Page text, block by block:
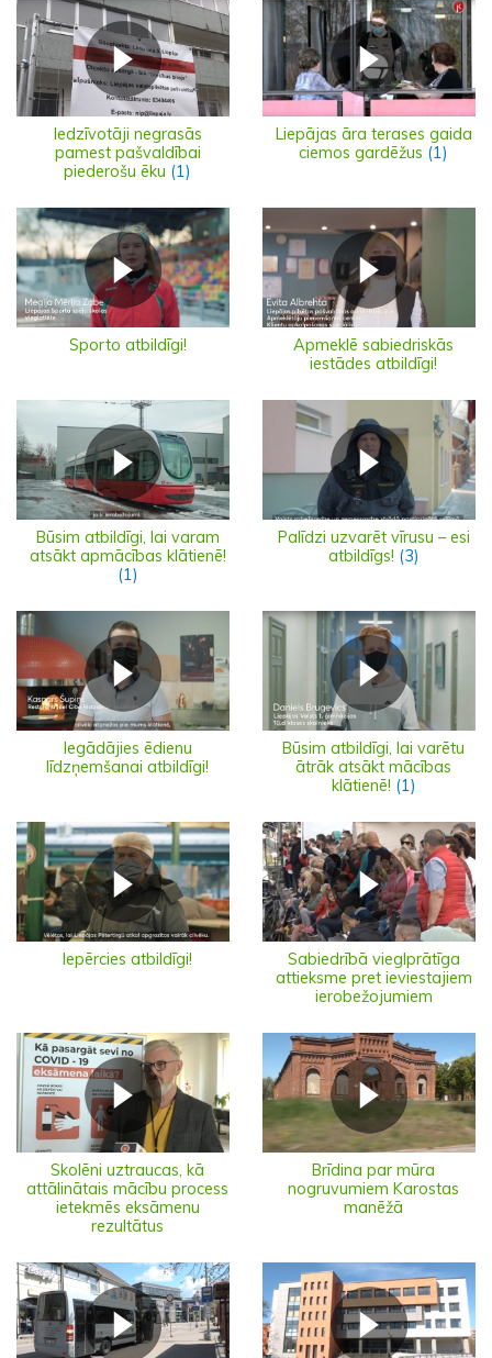
Iedzīvotāji negrasās
pamest pašvaldībai
piederošu ēku (1)
Liepājas āra terases gaida
ciemos gardēžus (1)
Sporto atbildīgi!
Apmeklē sabiedriskās
iestādes atbildīgi!
Būsim atbildīgi, lai varam
atsākt apmācības klātienē!
(1)
Palīdzi uzvarēt vīrusu – esi
atbildīgs! (3)
Iegādājies ēdienu
līdzņemšanai atbildīgi!
Būsim atbildīgi, lai varētu
ātrāk atsākt mācības
klātienē! (1)
Iepērcies atbildīgi!
Sabiedrībā vieglprātīga
attieksme pret ieviestajiem
ierobežojumiem
Skolēni uztraucas, kā
attālinātais mācību process
ietekmēs eksāmenu
rezultātus
Brīdina par mūra
nogruvumiem Karostas
manēžā